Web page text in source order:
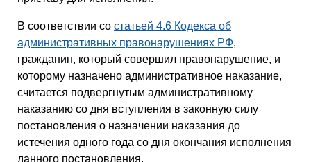
В соответствии со статьей 4.6 Кодекса об
административных правонарушениях РФ,
гражданин, который совершил правонарушение, и
которому назначено административное наказание,
считается подвергнутым административному
наказанию со дня вступления в законную силу
постановления о назначении наказания до
истечения одного года со дня окончания исполнения
данного постановления.